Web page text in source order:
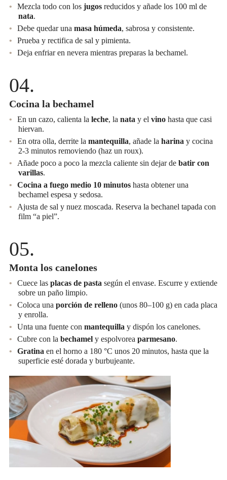
Mezcla todo con los jugos reducidos y añade los 100 ml de
nata.
Debe quedar una masa húmeda, sabrosa y consistente.
Prueba y rectifica de sal y pimienta.
Deja enfriar en nevera mientras preparas la bechamel.
Cocina la bechamel
En un cazo, calienta la leche, la nata y el vino hasta que casi
hiervan.
En otra olla, derrite la mantequilla, añade la harina y cocina
2-3 minutos removiendo (haz un roux).
Añade poco a poco la mezcla caliente sin dejar de batir con
varillas.
Cocina a fuego medio 10 minutos hasta obtener una
bechamel espesa y sedosa.
Ajusta de sal y nuez moscada. Reserva la bechanel tapada con
film “a piel”.
Monta los canelones
Cuece las placas de pasta según el envase. Escurre y extiende
sobre un paño limpio.
Coloca una porción de relleno (unos 80–100 g) en cada placa
y enrolla.
Unta una fuente con mantequilla y dispón los canelones.
Cubre con la bechamel y espolvorea parmesano.
Gratina en el horno a 180 °C unos 20 minutos, hasta que la
superficie esté dorada y burbujeante.